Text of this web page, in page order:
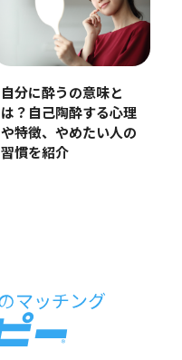
自分に酔うの意味と
は？自己陶酔する心理
や特徴、やめたい人の
習慣を紹介